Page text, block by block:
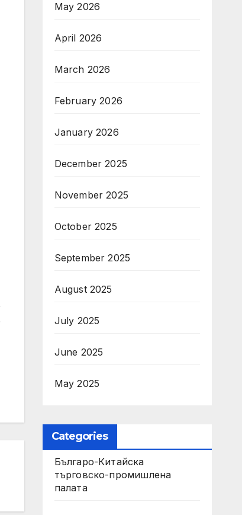
May 2026
April 2026
March 2026
February 2026
January 2026
December 2025
November 2025
October 2025
September 2025
August 2025
July 2025
June 2025
May 2025
Categories
Българо-Китайска
търговско-промишлена
палата